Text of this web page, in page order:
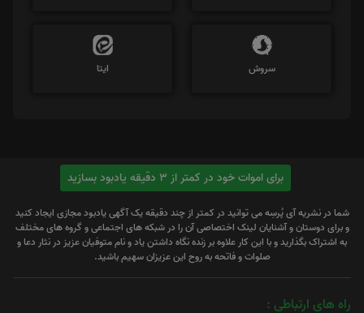
سروش ایتا
برای اموات خود در کمتر از 3 دقیقه یادبود بسازید
شما در نشریه آی پُرسِه می توانید در کمتر از چند دقیقه یک آگهی یادبود مجازی ایجاد کنید
و برای دوستان و آشنایان لینک اختصاصی آن را در شبکه های اجتماعی و گروه های مختلف
به اشتراک بگذارید و با این کار علاوه بر زنده نگاه داشتن یاد و نام متوفیان عزیز در نثار دعا و
صلوات و فاتحه به روح این عزیزان سهیم باشید.
راه های ارتباطی :